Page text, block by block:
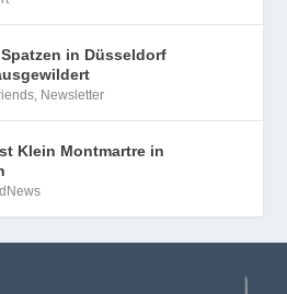
in Düsseldorf
, Newsletter
Klein Montmartre in